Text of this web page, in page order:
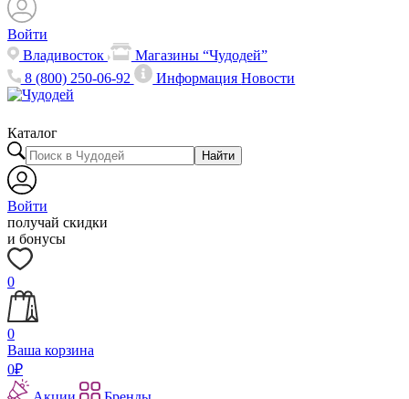
Войти
Владивосток
Магазины “Чудодей”
8 (800) 250-06-92
ИнформацияНовости
Каталог
Найти
Войти
получай скидки
и бонусы
0
0
Ваша корзина
0₽